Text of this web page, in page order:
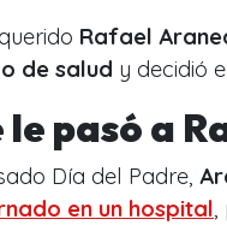
Rafael
de salud y decidió
le pasó a
Día del Padre,
en un hospital